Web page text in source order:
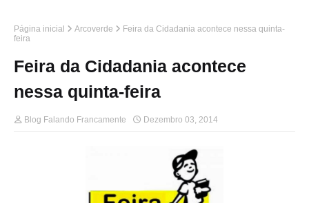
Página inicial Arcoverde
Feira da Cidadania acontece nessa quinta-
feira
Feira da Cidadania acontece
nessa quinta-feira
Blog Falando Francamente Dezembro 03, 2014